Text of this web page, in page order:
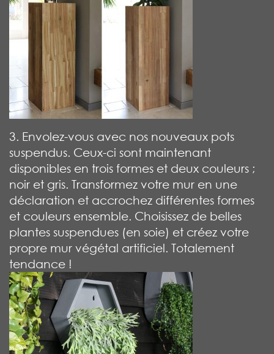
3. Envolez-vous avec nos nouveaux pots
suspendus. Ceux-ci sont maintenant
disponibles en trois formes et deux couleurs ;
noir et gris. Transformez votre mur en une
déclaration et accrochez différentes formes
et couleurs ensemble. Choisissez de belles
plantes suspendues (en soie) et créez votre
propre mur végétal artificiel. Totalement
tendance !